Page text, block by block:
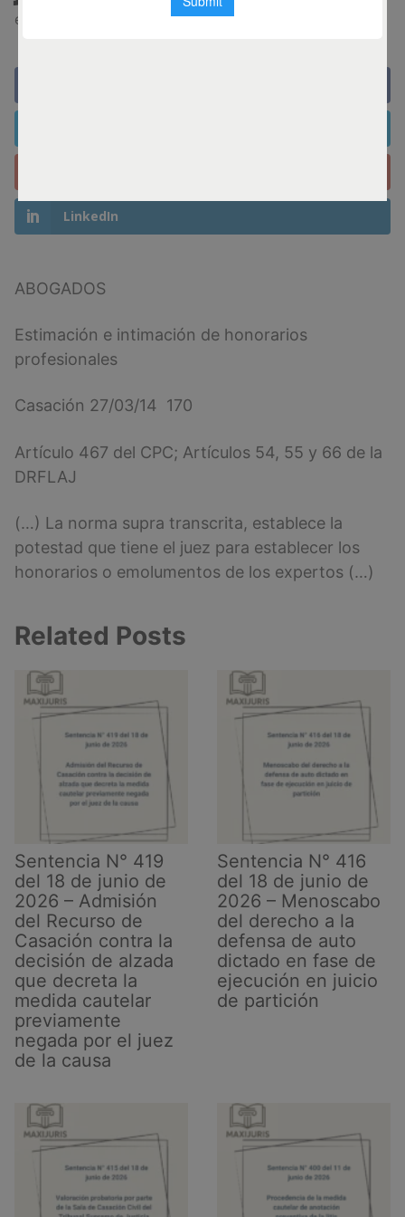
enero 9, 2025
LinkedIn
ABOGADOS
Estimación e intimación de honorarios
profesionales
Casación 27/03/14 170
Artículo 467 del CPC; Artículos 54, 55 y 66 de la
DRFLAJ
(…) La norma supra transcrita, establece la
potestad que tiene el juez para establecer los
honorarios o emolumentos de los expertos (…)
Related Posts
Sentencia N° 419
del 18 de junio de
2026 – Admisión
del Recurso de
Casación contra la
decisión de alzada
que decreta la
medida cautelar
previamente
negada por el juez
de la causa
Sentencia N° 416
del 18 de junio de
2026 – Menoscabo
del derecho a la
defensa de auto
dictado en fase de
ejecución en juicio
de partición